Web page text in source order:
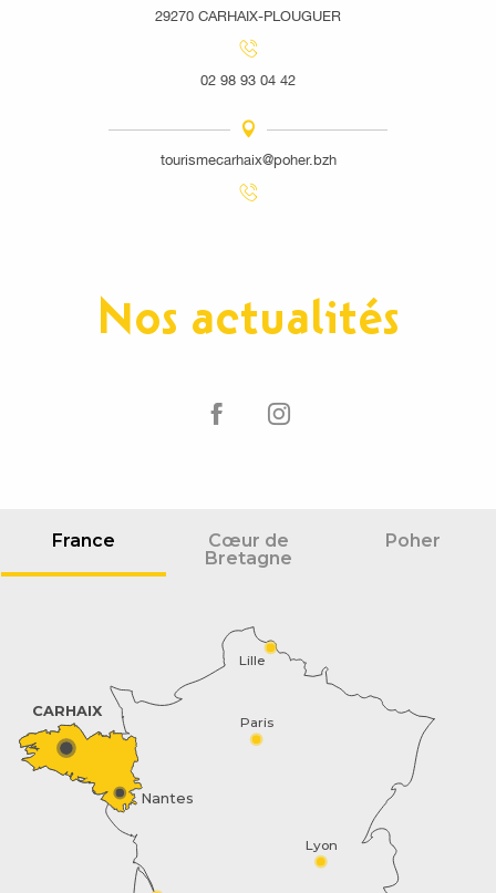
29270 CARHAIX-PLOUGUER
02 98 93 04 42
tourismecarhaix@poher.bzh
Nos actualités
France
Cœur de
Bretagne
Poher
Paris
Lyon
Lille
Nantes
CARHAIX